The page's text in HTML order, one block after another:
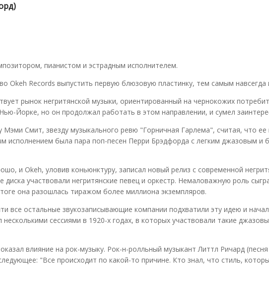
пианистом и эстрадным исполнителем.
Okeh Records выпустить первую блюзовую пластинку, тем самым
рынок негритянской музыки, ориентированный на чернокожих
Йорке, но он продолжал работать в этом направлении, и сумел
Мэми Смит, звезду музыкального ревю "Горничная Гарлема", считая, что
исполнением была пара поп-песен Перри Брэдфорда с легким джазовым
и Okeh, уловив коньюнктуру, записал новый релиз с современной
диска участвовали негритянские певец и оркестр. Немаловажную роль
она разошлась тиражом более миллиона экземпляров.
все остальные звукозаписывающие компании подхватили эту идею и
сессиями в 1920-х годах, в которых участвовали такие
влияние на рок-музыку. Рок-н-ролльный музыкант Литтл Ричард
"Все происходит по какой-то причине. Кто знал, что стиль,